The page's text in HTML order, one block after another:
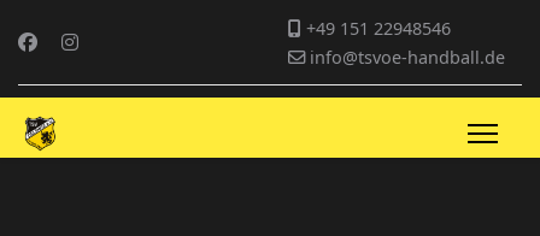
+49 151 22948546
info@tsvoe-handball.de